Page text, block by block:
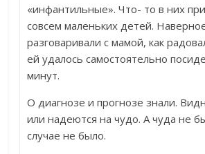
«инфантильные». Что- то в них
совсем маленьких детей.
разговаривали с мамой, как
ей удалось самостоятельно
минут.
О диагнозе и прогнозе знали.
или надеются на чудо. А чуда не
случае не было.